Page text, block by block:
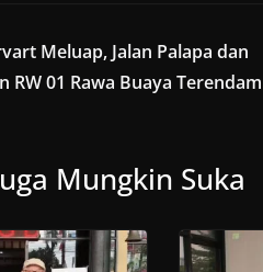
Meluap, Jalan Palapa dan
RW 01 Rawa Buaya Terendam
Mungkin Suka